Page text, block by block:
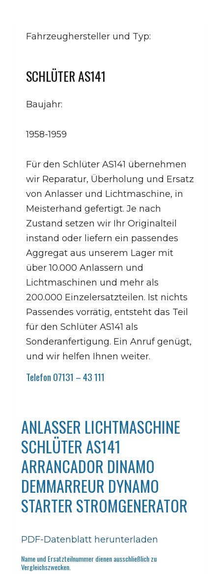
Fahrzeughersteller und Typ:
SCHLÜTER AS141
Baujahr:
1958-1959
Für den Schlüter AS141 übernehmen
wir Reparatur, Überholung und Ersatz
von Anlasser und Lichtmaschine, in
Meisterhand gefertigt. Je nach
Zustand setzen wir Ihr Originalteil
instand oder liefern ein passendes
Aggregat aus unserem Lager mit
über 10.000 Anlassern und
Lichtmaschinen und mehr als
200.000 Einzelersatzteilen. Ist nichts
Passendes vorrätig, entsteht das Teil
für den Schlüter AS141 als
Sonderanfertigung. Ein Anruf genügt,
und wir helfen Ihnen weiter.
Telefon 07131 – 43 111
ANLASSER LICHTMASCHINE
SCHLÜTER AS141
ARRANCADOR DINAMO
DEMMARREUR DYNAMO
STARTER STROMGENERATOR
PDF-Datenblatt herunterladen
Name und Ersatzteilnummer dienen ausschließlich zu
Vergleichszwecken.